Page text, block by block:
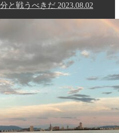
と戦うべきだ 2023.08.02